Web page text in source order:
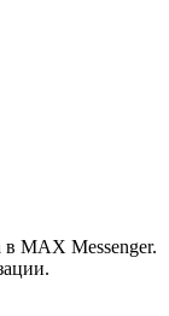
MAX Messenger.